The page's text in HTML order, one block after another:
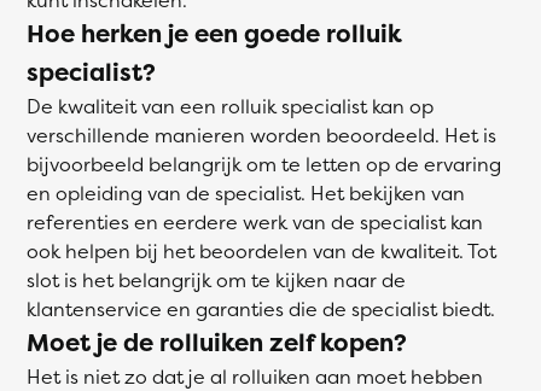
Hoe herken je een goede rolluik
specialist?
De kwaliteit van een rolluik specialist kan op
verschillende manieren worden beoordeeld. Het is
bijvoorbeeld belangrijk om te letten op de ervaring
en opleiding van de specialist. Het bekijken van
referenties en eerdere werk van de specialist kan
ook helpen bij het beoordelen van de kwaliteit. Tot
slot is het belangrijk om te kijken naar de
klantenservice en garanties die de specialist biedt.
Moet je de rolluiken zelf kopen?
Het is niet zo dat je al rolluiken aan moet hebben